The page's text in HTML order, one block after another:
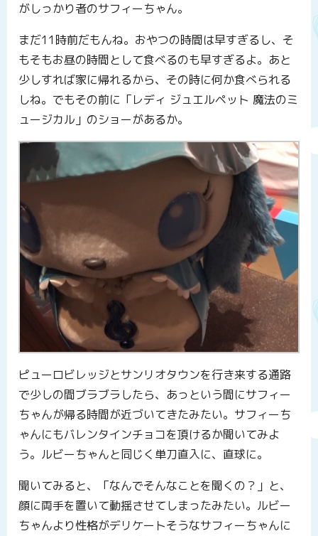
がしっかり者のサフィーちゃん。
まだ11時前だもんね。おやつの時間は早すぎるし、そ
もそもお昼の時間として食べるのも早すぎるよ。あと
少しすれば家に帰れるから、その時に何か食べられる
しね。でもその前に「レディ ジュエルペット 魔法のミ
ュージカル」のショーがあるか。
ピューロビレッジとサンリオタウンを行き来する通路
で少しの間ブラブラしたら、あっという間にサフィー
ちゃんが帰る時間が近づいてきたみたい。サフィーち
ゃんにもバレンタインチョコを頂けるか聞いてみよ
う。ルビーちゃんと同じく単刀直入に、直球に。
聞いてみると、「なんでそんなことを聞くの？」と、
顔に両手を置いて動揺させてしまったみたい。ルビー
ちゃんより性格がデリケートそうなサフィーちゃんに